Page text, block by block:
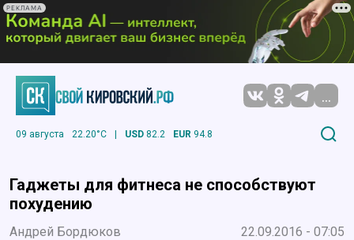
РЕКЛАМА
...
09 августа 22.20°C | USD 82.2 EUR 94.8
Гаджеты для фитнеса не способствуют
похудению
Андрей Бордюков 22.09.2016 - 07:05